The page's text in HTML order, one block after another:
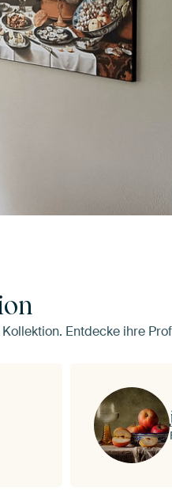
Entdecke ihre